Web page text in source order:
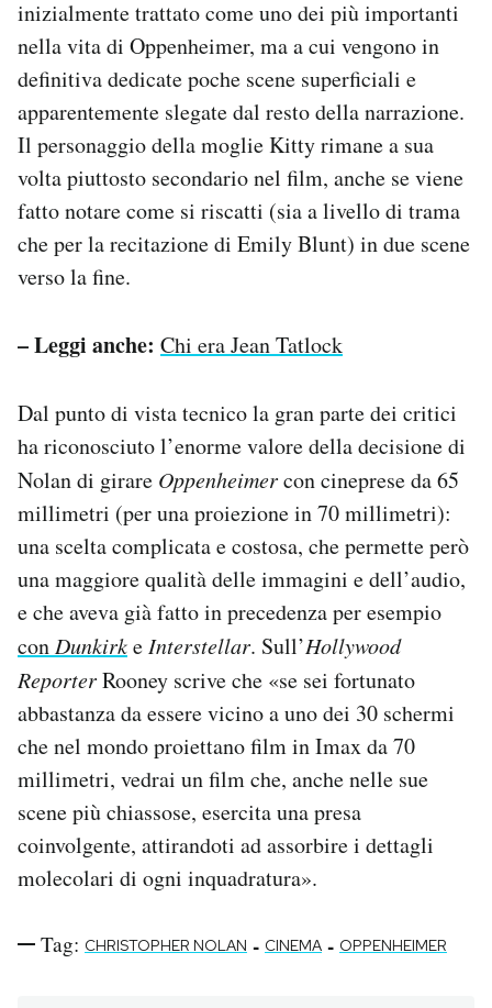
inizialmente trattato come uno dei più importanti
nella vita di Oppenheimer, ma a cui vengono in
definitiva dedicate poche scene superficiali e
apparentemente slegate dal resto della narrazione.
Il personaggio della moglie Kitty rimane a sua
volta piuttosto secondario nel film, anche se viene
fatto notare come si riscatti (sia a livello di trama
che per la recitazione di Emily Blunt) in due scene
verso la fine.
– Leggi anche: Chi era Jean Tatlock
Dal punto di vista tecnico la gran parte dei critici
ha riconosciuto l’enorme valore della decisione di
Nolan di girare Oppenheimercon cineprese da 65
millimetri (per una proiezione in 70 millimetri):
una scelta complicata e costosa, che permette però
una maggiore qualità delle immagini e dell’audio,
e che aveva già fatto in precedenza per esempio
conDunkirkeInterstellar. Sull’Hollywood
ReporterRooney scrive che «se sei fortunato
abbastanza da essere vicino a uno dei 30 schermi
che nel mondo proiettano film in Imax da 70
millimetri, vedrai un film che, anche nelle sue
scene più chiassose, esercita una presa
coinvolgente, attirandoti ad assorbire i dettagli
molecolari di ogni inquadratura».
Tag: CHRISTOPHER NOLAN - CINEMA - OPPENHEIMER